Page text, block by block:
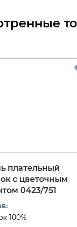
плательный
с цветочным
0423/751
100%